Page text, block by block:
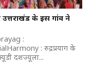
के इस गांव ने
:
: रुद्रप्रयाग के
दशज्यूला...